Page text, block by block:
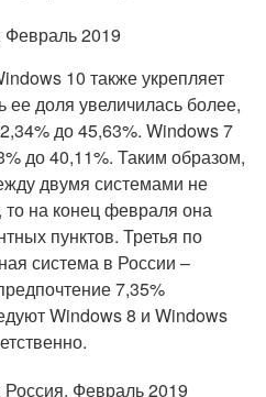
10 также укрепляет
доля увеличилась более,
до 45,63%. Windows 7
до 40,11%. Таким образом,
двумя системами не
на конец февраля она
пунктов. Третья по
система в России –
7,35%
Windows 8 и Windows